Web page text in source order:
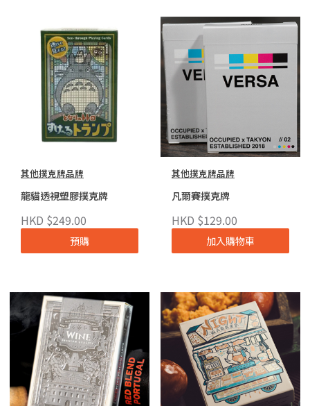
其他撲克牌品牌
龍貓透視塑膠撲克牌
HKD $249.00
預購
其他撲克牌品牌
凡爾賽撲克牌
HKD $129.00
加入購物車